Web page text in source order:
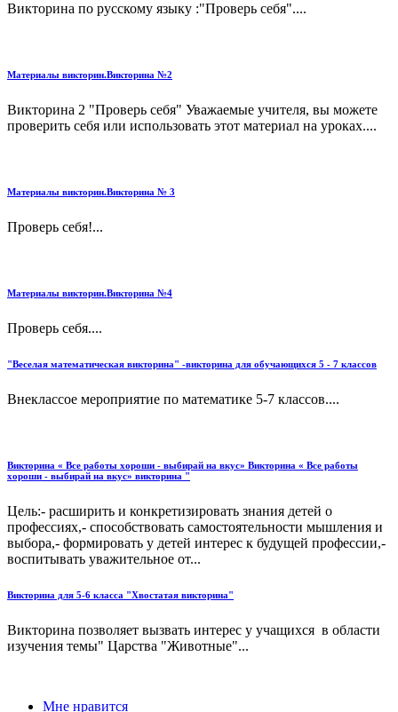
Викторина по русскому языку :"Проверь себя"....
Материалы викторин.Викторина №2
Викторина 2 "Проверь себя" Уважаемые учителя, вы можете
проверить себя или использовать этот материал на уроках....
Материалы викторин.Викторина № 3
Проверь себя!...
Материалы викторин.Викторина №4
Проверь себя....
"Веселая математическая викторина" -викторина для обучающихся 5 - 7 классов
Внеклассое мероприятие по математике 5-7 классов....
Викторина « Все работы хороши - выбирай на вкус» Викторина « Все работы
хороши - выбирай на вкус» викторина "
Цель:- расширить и конкретизировать знания детей о
профессиях,- способствовать самостоятельности мышления и
выбора,- формировать у детей интерес к будущей профессии,-
воспитывать уважительное от...
Викторина для 5-6 класса "Хвостатая викторина"
Викторина позволяет вызвать интерес у учащихся в области
изучения темы" Царства "Животные"...
Мне нравится